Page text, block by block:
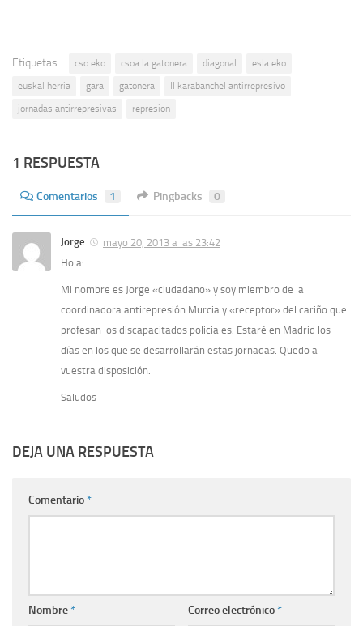
Etiquetas: cso eko csoa la gatonera diagonal
esla eko
euskal herria
gara gatonera
II karabanchel antirrepresivo
jornadas antirrepresivas
represion
1 RESPUESTA
Comentarios 1 Pingbacks 0
Jorge
mayo 20, 2013 a las 23:42
Hola:
Mi nombre es Jorge «ciudadano» y soy miembro de la
coordinadora antirepresión Murcia y «receptor» del cariño que
profesan los discapacitados policiales. Estaré en Madrid los
días en los que se desarrollarán estas jornadas. Quedo a
vuestra disposición.
Saludos
DEJA UNA RESPUESTA
Comentario*
Nombre* Correo electrónico*